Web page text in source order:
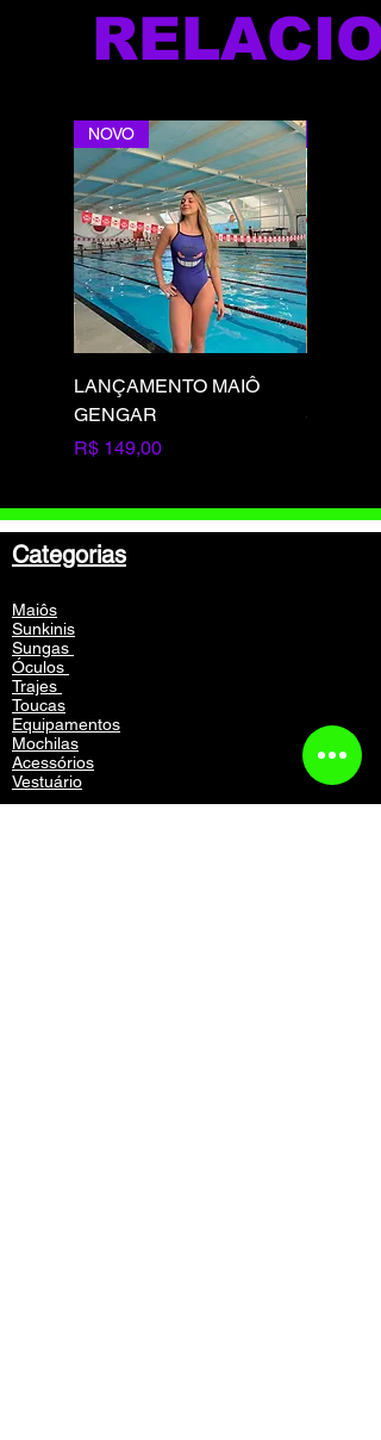
NOVO
LANÇAMENTO MAIÔ
GENGAR
Preço
R$ 149,00
Categorias
Maiôs
Sunkinis
Sungas
Óculos
Trajes
Toucas
Equipamentos
Mochilas
Acessórios
Vestuário